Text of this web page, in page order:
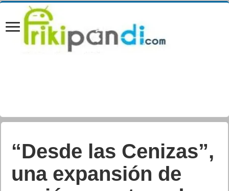
“Desde las Cenizas”,
una expansión de